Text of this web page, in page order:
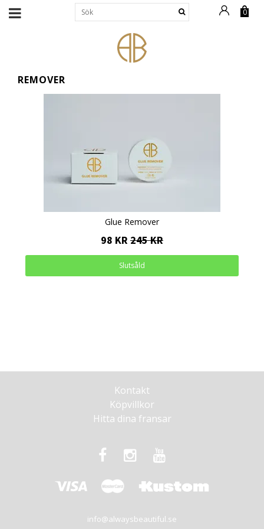
0
REMOVER
Glue Remover
98 KR 245 KR
Slutsåld
Kontakt
Köpvillkor
Hitta dina fransar
info@alwaysbeautiful.se